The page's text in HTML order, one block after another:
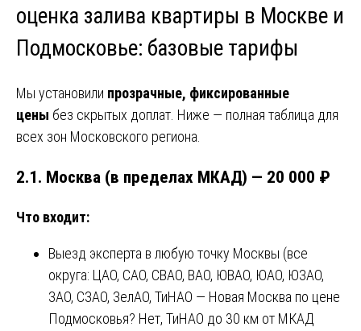
оценка залива квартиры в Москве и
Подмосковье: базовые тарифы
Мы установили прозрачные, фиксированные
цены без скрытых доплат. Ниже — полная таблица для
всех зон Московского региона.
2.1. Москва (в пределах МКАД) — 20 000 ₽
Что входит:
Выезд эксперта в любую точку Москвы (все
округа: ЦАО, САО, СВАО, ВАО, ЮВАО, ЮАО, ЮЗАО,
ЗАО, СЗАО, ЗелАО, ТиНАО — Новая Москва по цене
Подмосковья? Нет, ТиНАО до 30 км от МКАД